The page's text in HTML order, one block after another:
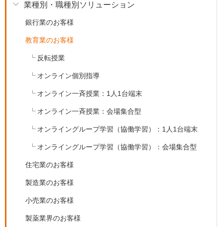
業種別・職種別ソリューション
銀行業のお客様
教育業のお客様
反転授業
オンライン個別指導
オンライン一斉授業：1人1台端末
オンライン一斉授業：会場集合型
オンライングループ学習（協働学習）：1人1台端末
オンライングループ学習（協働学習）：会場集合型
住宅業のお客様
製造業のお客様
小売業のお客様
製薬業界のお客様